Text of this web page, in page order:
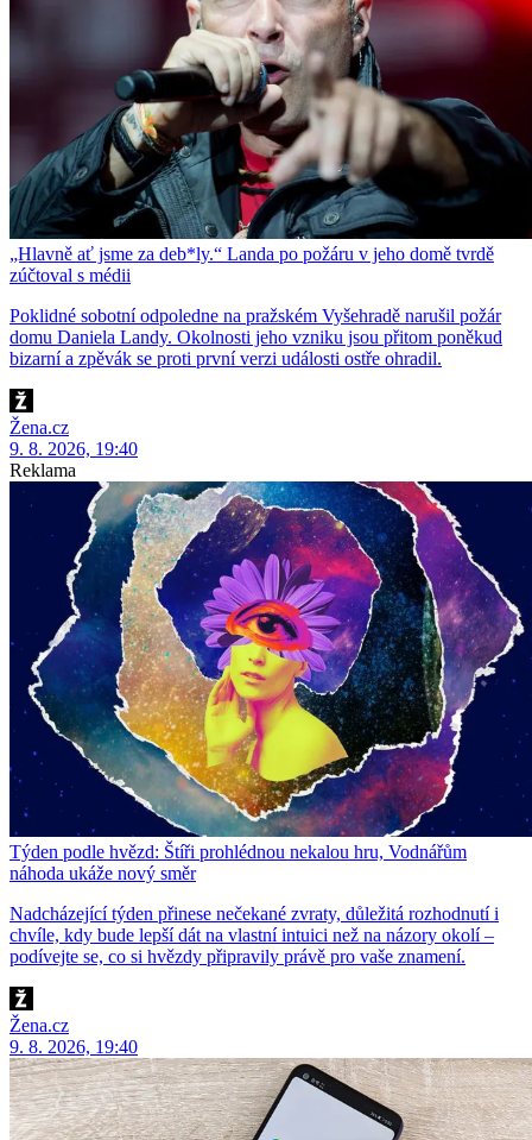
„Hlavně ať jsme za deb*ly.“ Landa po požáru v jeho domě tvrdě
zúčtoval s médii
Poklidné sobotní odpoledne na pražském Vyšehradě narušil požár
domu Daniela Landy. Okolnosti jeho vzniku jsou přitom poněkud
bizarní a zpěvák se proti první verzi události ostře ohradil.
Žena.cz
9. 8. 2026, 19:40
Reklama
Týden podle hvězd: Štíři prohlédnou nekalou hru, Vodnářům
náhoda ukáže nový směr
Nadcházející týden přinese nečekané zvraty, důležitá rozhodnutí i
chvíle, kdy bude lepší dát na vlastní intuici než na názory okolí –
podívejte se, co si hvězdy připravily právě pro vaše znamení.
Žena.cz
9. 8. 2026, 19:40